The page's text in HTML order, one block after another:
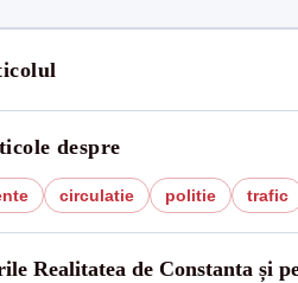
despre
circulatie politie trafic
Realitatea de Constanta și